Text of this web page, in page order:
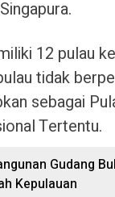
12 pulau
tidak
sebagai
Tertentu.
Gudang
Kepulauan